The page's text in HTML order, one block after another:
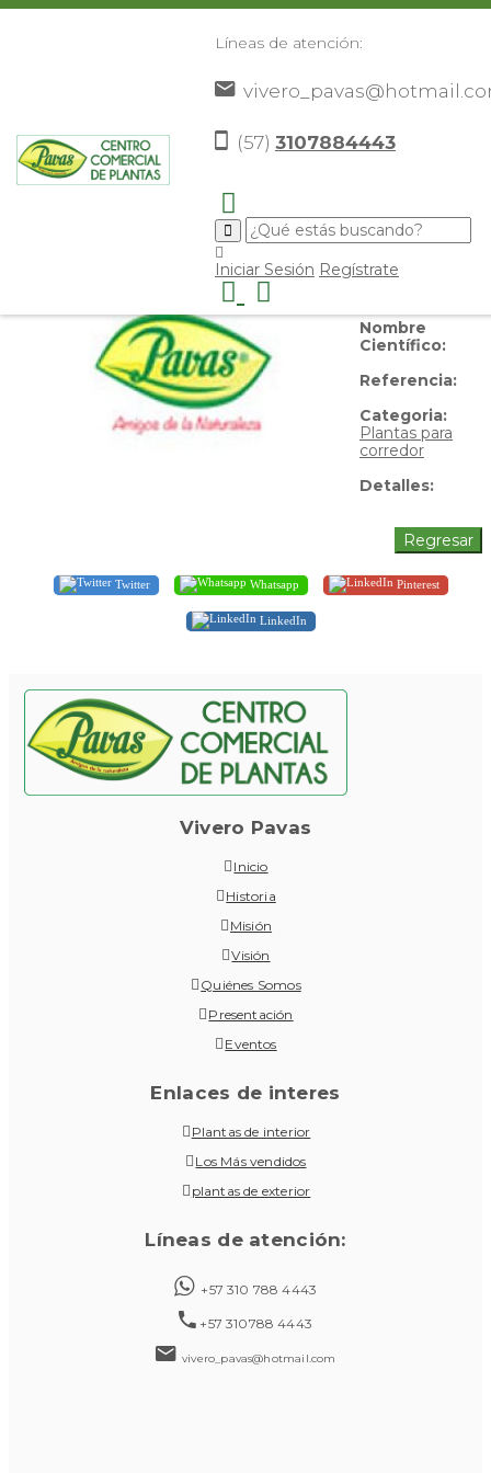
Líneas de atención:
(57) 3107884443
Iniciar Sesión Regístrate
Gerberas
Común:
Nombre
Científico:
Referencia:
Categoria:
Plantas para
corredor
Detalles:
Twitter Whatsapp Pinterest
LinkedIn
Vivero Pavas
Inicio
Historia
Misión
Visión
Quiénes Somos
Presentación
Eventos
Enlaces de interes
Plantas de interior
Los Más vendidos
plantas de exterior
Líneas de atención:
+57 310 788 4443
+57 310788 4443
vivero_pavas@hotmail.com